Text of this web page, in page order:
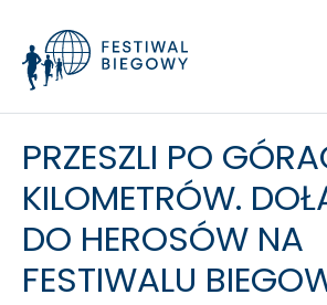
PRZESZLI PO
KILOMETRÓW.
DO HEROSÓW NA
FESTIWALU